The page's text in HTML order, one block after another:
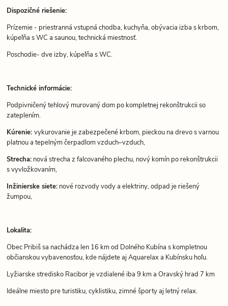
Dispozičné riešenie:
Prízemie - priestranná vstupná chodba, kuchyňa, obývacia izba s krbom,
kúpeľňa s WC a saunou, technická miestnosť.
Poschodie- dve izby, kúpeľňa s WC.
Technické informácie:
Podpivničený tehlový murovaný dom po kompletnej rekonštrukcii so
zateplením.
Kúrenie: vykurovanie je zabezpečené krbom, pieckou na drevo s varnou
platnou a tepelným čerpadlom vzduch–vzduch,
Strecha: nová strecha z falcovaného plechu, nový komín po rekonštrukcii
s vyvložkovaním,
Inžinierske siete: nové rozvody vody a elektriny, odpad je riešený
žumpou,
Lokalita:
Obec Pribiš sa nachádza len 16 km od Dolného Kubína s kompletnou
občianskou vybavenosťou, kde nájdete aj Aquarelax a Kubínsku hoľu.
Lyžiarske stredisko Racibor je vzdialené iba 9 km a Oravský hrad 7 km
Ideálne miesto pre turistiku, cyklistiku, zimné športy aj letný relax.